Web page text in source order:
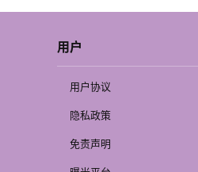
用户
用户协议
隐私政策
免责声明